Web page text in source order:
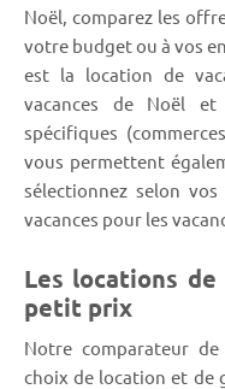
Noël, comparez les
votre budget ou à vos
est la location de
vacances de Noël et
spécifiques
vous permettent
sélectionnez selon
vacances pour les
Les locations
petit prix
Notre comparateur
choix de location et de